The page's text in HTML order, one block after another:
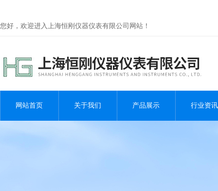
您好，欢迎进入上海恒刚仪器仪表有限公司网站！
网站首页 关于我们 产品展示 行业资讯